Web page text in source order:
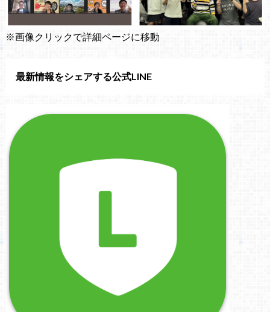
※画像クリックで詳細ページに移動
最新情報をシェアする公式LINE